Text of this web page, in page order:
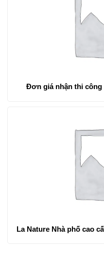
Đơn giá nhận thi
La Nature Nhà phố cao